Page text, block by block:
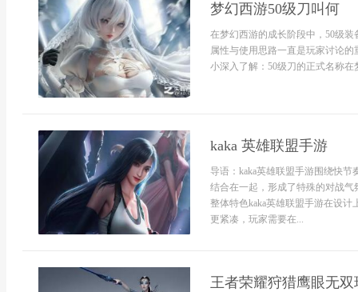
梦幻西游50级刀叫何
在梦幻西游的成长阶段中，50级
属性与使用思路一直是玩家讨论
小深入了解：50级刀的正式名称在
kaka 英雄联盟手游
导语：kaka英雄联盟手游围绕快
结合在一起，形成了特殊的对战
整体特色kaka英雄联盟手游在设
更紧凑，玩家需要在...
王者荣耀狩猎鹰眼无双